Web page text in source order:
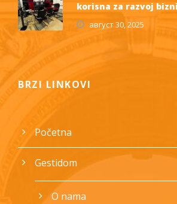
korisna za razvoj
август 30, 2025
BRZI LINKOVI
Početna
Gestidom
O nama